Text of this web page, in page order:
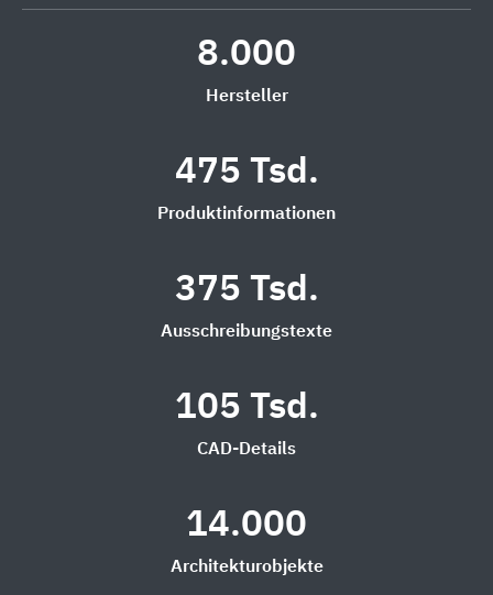
8.000
Hersteller
475 Tsd.
Produktinformationen
375 Tsd.
Ausschreibungstexte
105 Tsd.
CAD-Details
14.000
Architekturobjekte